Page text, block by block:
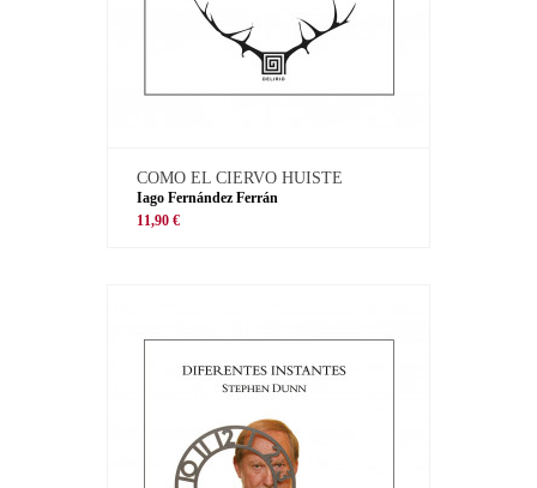
COMO EL CIERVO HUISTE
Iago Fernández Ferrán
11,90 €